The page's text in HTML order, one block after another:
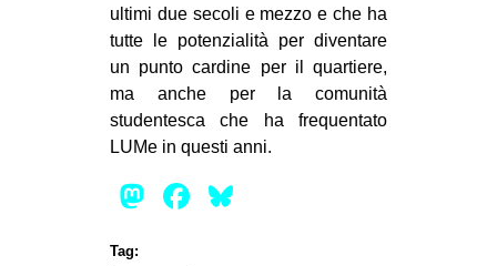
ultimi due secoli e mezzo e che ha
tutte le potenzialità per diventare
un punto cardine per il quartiere,
ma anche per la comunità
studentesca che ha frequentato
LUMe in questi anni.
Mastodon
Facebook
Tag: